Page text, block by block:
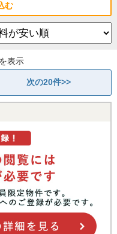
む
表示
次の20件>>